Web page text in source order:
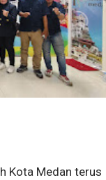
Kota Medan terus